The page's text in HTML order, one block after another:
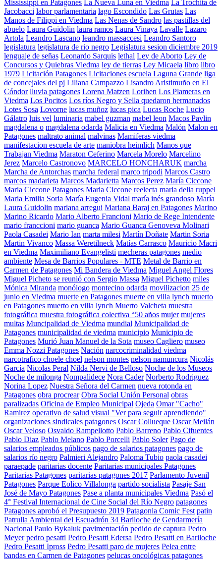
Mississippi en Patagones La Nueva Luna en Viedma La Trochita de
Jacobacci labor parlamentaria lago Escondido Las Grutas Las
Manos de Filippi en Viedma Las Nenas de Sandro las pastillas del
abuelo Laura Guidolin laura ramos Laura Vinaya Lavalle Lazaro
Artola Leandro Lascano leandro massaccesi Leandro Santoro
legislatura legislatura de rio negro Legislatura sesion diciembre 2019
lenguaje de señas Leonardo Sarquis lethal Ley de Aborto Ley de
Concursos y Quiebras Viedma ley de tierras Ley Micaela libro libro
1979 Licitación Patagones Licitaciones escuela Laguna Grande liga
de concejales del pj Liliana Campazzo Lisandro Aristimuño en El
Cóndor lluvia patagones Lorena Matzen Lorihen Los Plameras en
Viedma Los Pocitos Los ríos Negro y Sella quedaron hermanados
Lotes Sosa Lovorne lucas muñoz lucas pica Lucas Roche Lucio
Gálatro luis vel luminaria mabel guzman mabel leon Macos Pavlin
magdalena o magdalena odarda Malicia en Viedma Malón Malon en
Patagones maltrato animal malvinas Mamiferas viedma
manifestacion escuela de arte maniobra heimlich Manos que
Trabajan Viedma Maraton Ceferino Marcela Morelo Marcelino
Jerez Marcelo Castronovo MARCELO HONCHARUK marcha
Marcha de Antorchas marcha federal marco tripodi Marcos Castro
marcos madarieta Marcos Madarietta Marcos Perez María Ciccone
Maria Ciccone Patagones Maria Ciccone reelecta maria delia ruppel
Maria Emilia Soria María Eugenia Vidal maría inés grandoso María
Laura Guidolin mariana arregui Mariana Baraj en Patagones Marino
Marino Ricardo Mario Alberto Francioni Mario de Rege Intendente
mario franccioni mario guanca Mario Guanca Genoveva Molinari
Paola Casadei Mario Ian marta milesi Martín Doñate Martin Soria
Martin Vivanco Massa Weretilneck Matías Carrasco Mauricio Macri
en Viedma Maximiliano Evangelisti mecheras patagones medio
ambiente Mesa de Barrios Populares - MTE Metal de Barrio en
Carmen de Patagones Mi Bandera de Viedma Miguel Angel Flores
Miguel Picheto se reunió con Sergio Massa Miguel Pichetto miles
Mónica Miranda monólogo montecino odarda movilizacion 25 de
junio en Viedma muerte en Patagones muerte en villa lynch muerto
en Patagones muerto en villa lynch Muerto Valcheta muestra
fotográfica muestra fotográfica colectiva “50 años mujer mujeres
multas Muncipalidad de Viedma mundial Municipalidad de
Patagones municipalidad de viedma municipio Municipio de
Patagones Murió Juan Manuel de la Sota museo Cagliero museo
Emma Nozzi Patagones Nación narcocriminalidad viedma
narcotrafico choele choel nelson montes nelson namuncura Nicolás
García Nicolas Peral Nilda Nervi de Belloso Noche de los Museos
Noche de milonga Nompalidece Nora Cader Norberto Rodriguez
Norina Lopez Nuestra Señora del Carmen nueva rotonda en
Patagones obra procrear Obra Social Unión Personal obras
paralizadas Oficina de Empleo Municipal Ojeda Omar "Cacho"
Ramirez operativo de salud visual "Ver para seguir aprendiendo"
organizaciones sindicales patagones Oscar Collueque Oscar Meilán
Oscar Veloso Osvaldo Rampellotto Pablo Barreno Pablo Cifuentes
Pablo Diaz Pablo Melano Pablo Porcelli Pablo Soler Pago de
salarios empleados públicos pago de salarios patagones pago de
salarios río negro Palmieri Alejandro Paloma Tubio paola casadei
paraepade paritarias docente Paritarias municipales Patagones
Paritarias Patagones paritarias patagones 2017 Parlamento Juvenil
Patagones Parque Eolico Villalonga partido socialista Pasaje San
José de Mayo Patagones Pase a planta municipales Viedma Pasó el
4° Festival Internacional de Cine Social del Río Negro patagones
Patagones aprobó el Presupuesto 2019 Patagonia Comic Fest patin
Patrulla Ambiental del Escuadrón 34 Bariloche de Gendarmería
Nacional Paulo Bykaluk pavimentación pedido de captura Pedro
Meyer pedro pesatti Pedro Pesatti Edersa Pedro Pesatti en Bariloche
Pedro Pesatti Ipross Pedro Pesatti paro de mujeres Pelea entre
bandas en Carmen de Patagones pelucas oncológicas patagones